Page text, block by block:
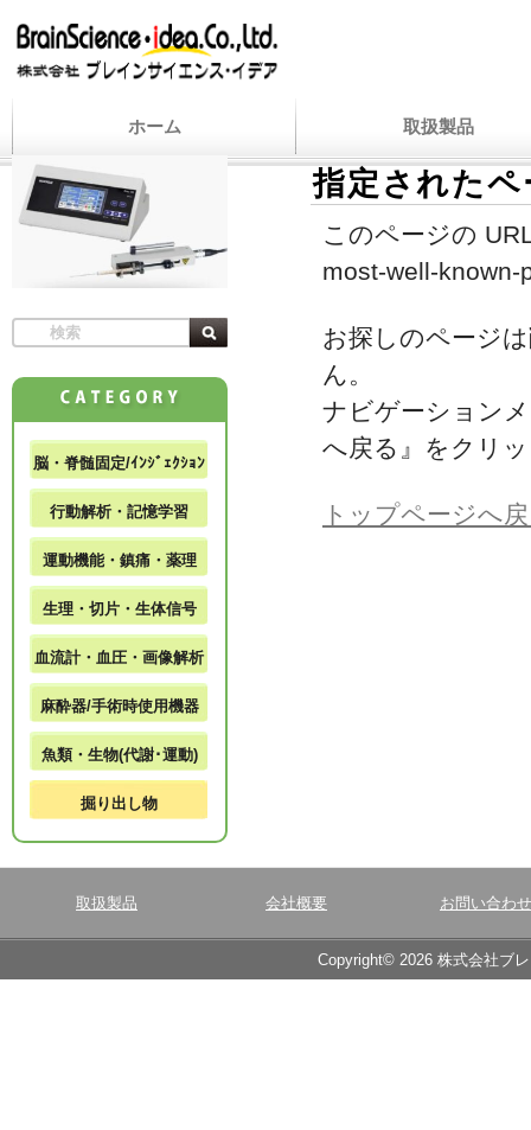
ホーム 取扱製品
指定された
このページの
most-well-
お探しのページ
ん。
ナビゲーション
へ戻る』をクリ
トップページへ
脳・脊髄固定/ｲﾝｼﾞｪｸｼｮﾝ
行動解析・記憶学習
運動機能・鎮痛・薬理
生理・切片・生体信号
血流計・血圧・画像解析
麻酔器/手術時使用機器
魚類・生物(代謝･運動)
掘り出し物
取扱製品 会社概要 お問い合わせ
Copyright© 2026 株式会社ブ